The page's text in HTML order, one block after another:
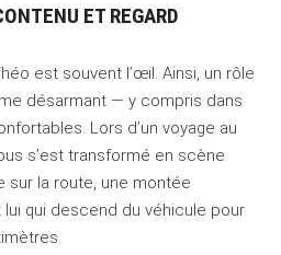
ET REGARD
est souvent l’œil. Ainsi, un rôle
désarmant — y compris dans
Lors d’un voyage au
s’est transformé en scène
sur la route, une montée
lui qui descend du véhicule pour